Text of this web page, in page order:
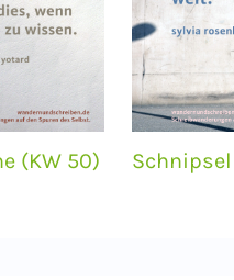
(KW 50)
Schnipsel